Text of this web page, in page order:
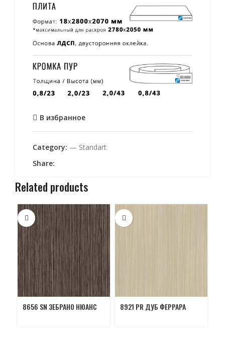
В избранное
Category: — Standart
Share:
Related products
8656 SN ЗЕБРАНО НЮАНС 8921 PR ДУБ ФЕРРАРА